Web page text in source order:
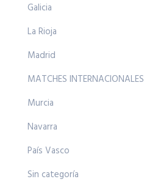
Galicia
La Rioja
Madrid
MATCHES INTERNACIONALES
Murcia
Navarra
País Vasco
Sin categoría